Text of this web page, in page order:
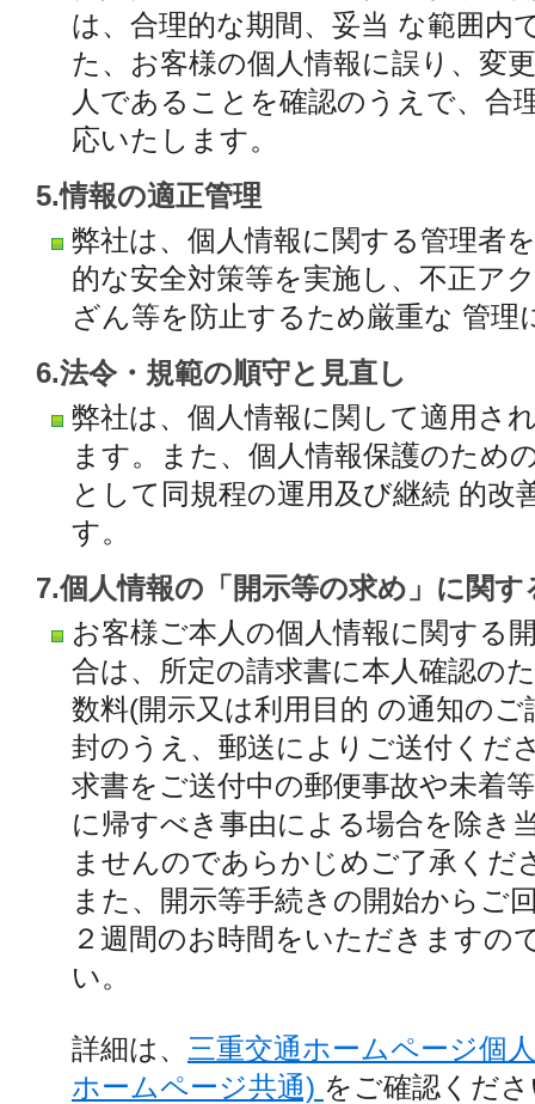
は、合理的な期間、妥当 な範囲内
た、お客様の個人情報に誤り、変
人であることを確認のうえで、合
応いたします。
5.情報の適正管理
弊社は、個人情報に関する管理者
的な安全対策等を実施し、不正ア
ざん等を防止するため厳重な 管理
6.法令・規範の順守と見直し
弊社は、個人情報に関して適用さ
ます。また、個人情報保護のため
として同規程の運用及び継続 的改
す。
7.個人情報の「開示等の求め」に関す
お客様ご本人の個人情報に関する
合は、所定の請求書に本人確認の
数料(開示又は利用目的 の通知の
封のうえ、郵送によりご送付くだ
求書をご送付中の郵便事故や未着
に帰すべき事由による場合を除き
ませんのであらかじめご了承くだ
また、開示等手続きの開始からご
２週間のお時間をいただきますの
い。
詳細は、 三重交通ホームページ個
ホームページ共通) をご確認くだ